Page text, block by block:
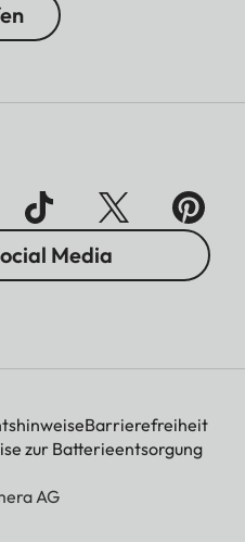
Media
Barrierefreiheit
zur Batterieentsorgung
AG